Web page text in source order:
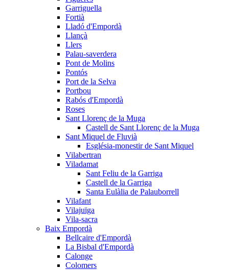
Garriguella
Fortià
Lladó d'Empordà
Llançà
Llers
Palau-saverdera
Pont de Molins
Pontós
Port de la Selva
Portbou
Rabós d'Empordà
Roses
Sant Llorenç de la Muga
Castell de Sant Llorenç de la Muga
Sant Miquel de Fluvià
Església-monestir de Sant Miquel
Vilabertran
Viladamat
Sant Feliu de la Garriga
Castell de la Garriga
Santa Eulàlia de Palauborrell
Vilafant
Vilajuïga
Vila-sacra
Baix Empordà
Bellcaire d'Empordà
La Bisbal d'Empordà
Calonge
Colomers